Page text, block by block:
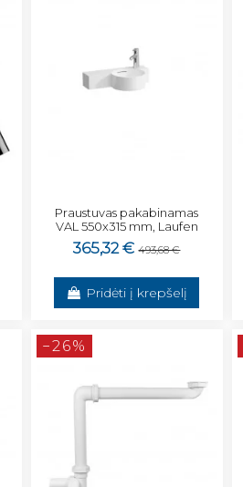
Praustuvas pakabinamas
VAL 550x315 mm, Laufen
365,32 € 493,68 €
Pridėti į krepšelį
−26%